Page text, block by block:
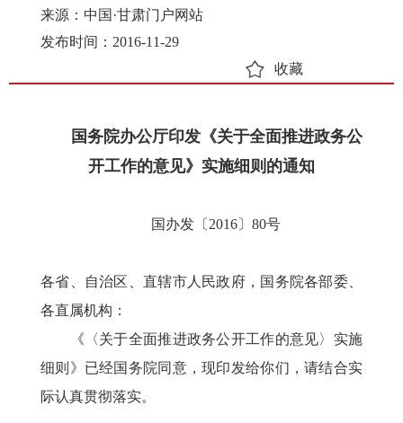
来源：中国·甘肃门户网站
发布时间：2016-11-29
收藏
国务院办公厅印发《关于全面推进政务公
开工作的意见》实施细则的通知
国办发〔2016〕80号
各省、自治区、直辖市人民政府，国务院各部委、
各直属机构：
《〈关于全面推进政务公开工作的意见〉实施
细则》已经国务院同意，现印发给你们，请结合实
际认真贯彻落实。